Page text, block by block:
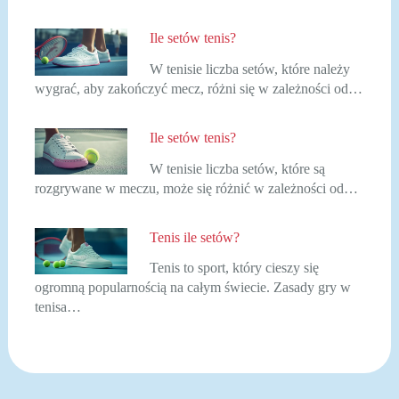
Ile setów tenis?
W tenisie liczba setów, które należy
wygrać, aby zakończyć mecz, różni się w zależności od…
Ile setów tenis?
W tenisie liczba setów, które są
rozgrywane w meczu, może się różnić w zależności od…
Tenis ile setów?
Tenis to sport, który cieszy się
ogromną popularnością na całym świecie. Zasady gry w
tenisa…